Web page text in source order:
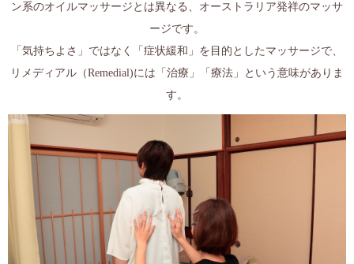
ン系のオイルマッサージとは異なる、オーストラリア発祥のマッサ
ージです。
「気持ちよさ」ではなく「症状緩和」を目的としたマッサージで、
リメディアル（Remedial)には「治療」「療法」という意味がありま
す。